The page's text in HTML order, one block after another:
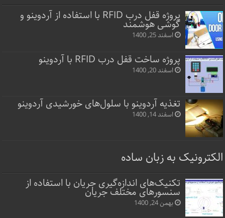
پروژه قفل‌ درب RFID با استفاده از آردوینو و
گوشی هوشمند
اسفند 25, 1400
پروژه ساخت قفل‌ درب RFID با آردوینو
اسفند 20, 1400
تغذیه آردوینو با سلول‌های خورشیدی آردوینو
اسفند 14, 1400
الکترونیک به زبان ساده
تکنیک‌های اندازه‌گیری جریان با استفاده از
سنسورهای مختلف جریان
بهمن 24, 1400